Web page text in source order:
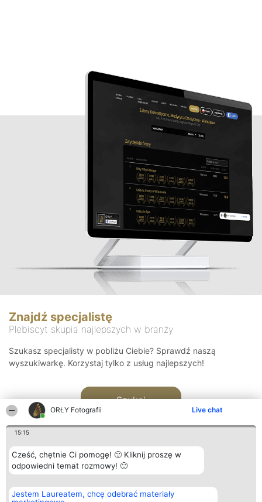
ORŁY Fotografii Live chat
15:15
Cześć, chętnie Ci pomogę! 🙂 Kliknij proszę w
odpowiedni temat rozmowy! 🙂
Jestem Laureatem, chcę odebrać materiały
Znajdź specjalistę
Plebiscyt skupia najlepszych w branży
Szukasz specjalisty w pobliżu Ciebie? Sprawdź naszą
wyszukiwarkę. Korzystaj tylko z usług najlepszych!
Szukaj
Organizator plebiscytu
Bright Side Solutions sp. z o.
Plebiscyt
Laureaci
Kontakt
Kontakt